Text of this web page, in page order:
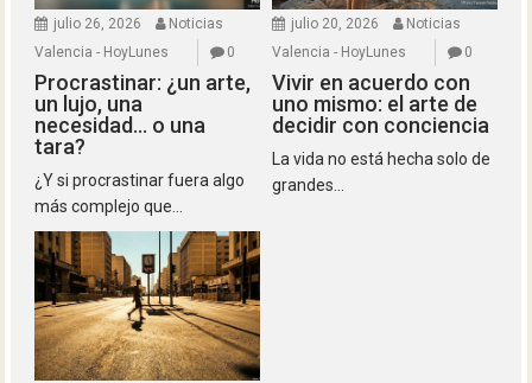
julio 26, 2026
Noticias
Valencia - HoyLunes
0
Procrastinar: ¿un arte,
un lujo, una
necesidad… o una
tara?
¿Y si procrastinar fuera algo
más complejo que...
julio 20, 2026
Noticias
Valencia - HoyLunes
0
Vivir en acuerdo con
uno mismo: el arte de
decidir con conciencia
La vida no está hecha solo de
grandes...